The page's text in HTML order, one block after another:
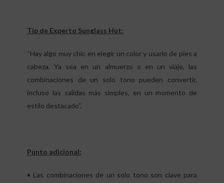
Tip de Experto Sunglass Hut:
“Hay algo muy chic en elegir un color y usarlo de pies a
cabeza. Ya sea en un almuerzo o en un viaje, las
combinaciones de un solo tono pueden convertir,
incluso las salidas más simples, en un momento de
estilo destacado”.
Punto adicional:
• Las combinaciones de un solo tono son clave para